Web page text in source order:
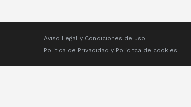
Aviso Legal y Condiciones de uso
Política de Privacidad y Polícitca de cookies